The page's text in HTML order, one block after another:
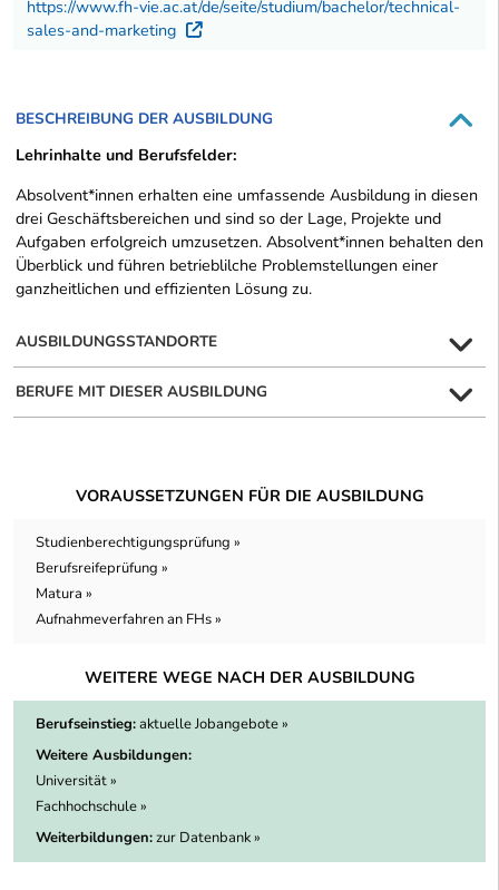
https://www.fh-vie.ac.at/de/seite/studium/bachelor/technical-
sales-and-marketing
Externer Link
BESCHREIBUNG DER AUSBILDUNG
Lehrinhalte und Berufsfelder:
Absolvent*innen erhalten eine umfassende Ausbildung in diesen
drei Geschäftsbereichen und sind so der Lage, Projekte und
Aufgaben erfolgreich umzusetzen. Absolvent*innen behalten den
Überblick und führen betrieblilche Problemstellungen einer
ganzheitlichen und effizienten Lösung zu.
AUSBILDUNGSSTANDORTE
BERUFE MIT DIESER AUSBILDUNG
VORAUSSETZUNGEN FÜR DIE AUSBILDUNG
Studienberechtigungsprüfung »
Berufsreifeprüfung »
Matura »
Aufnahmeverfahren an FHs »
WEITERE WEGE NACH DER AUSBILDUNG
Berufseinstieg:aktuelle Jobangebote »
Weitere Ausbildungen:
Universität »
Fachhochschule »
Weiterbildungen:zur Datenbank »